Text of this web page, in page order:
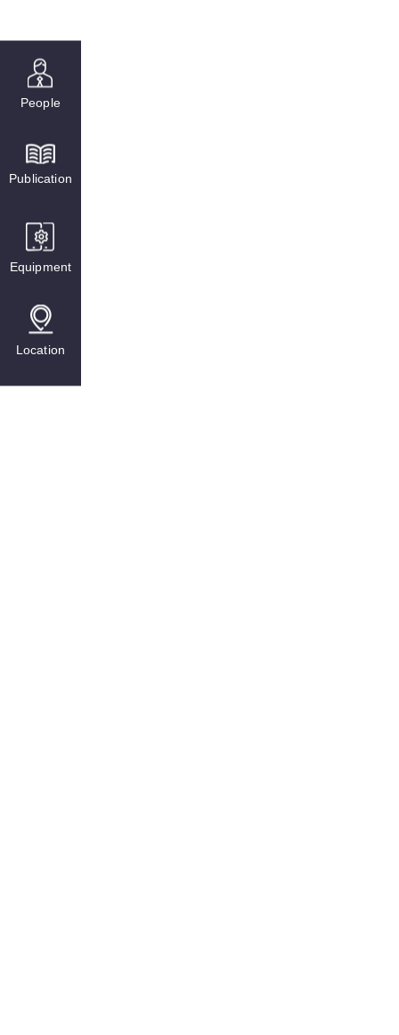
People
Publication
Equipment
Location